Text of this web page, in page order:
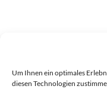
Um Ihnen ein optimales
diesen Technologien